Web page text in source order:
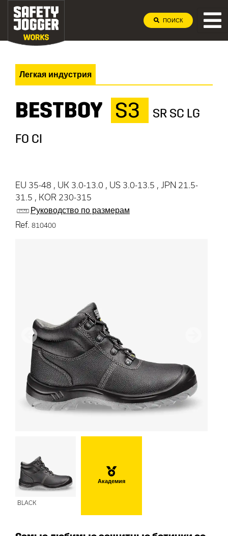
ПОИСК
Легкая индустрия
BESTBOY S3
SR SC LG
FO CI
EU 35-48 , UK 3.0-13.0 , US 3.0-13.5 , JPN 21.5-
31.5 , KOR 230-315
Руководство по размерам
Ref. 810400
Предыдущий
BLACK
Академия